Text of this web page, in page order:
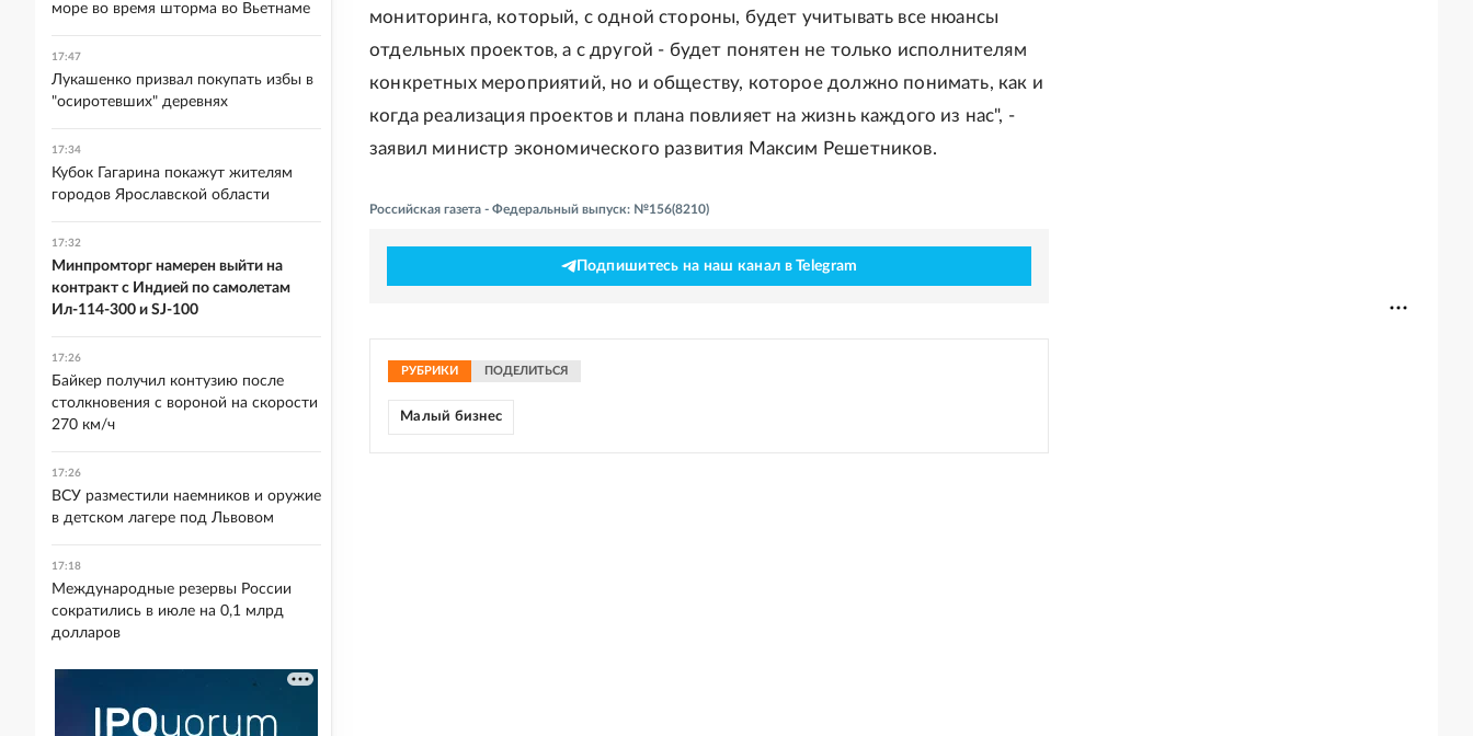
мониторинга, который, с одной стороны, будет учитывать все нюансы
отдельных проектов, а с другой - будет понятен не только исполнителям
конкретных мероприятий, но и обществу, которое должно понимать, как и
когда реализация проектов и плана повлияет на жизнь каждого из нас", -
заявил министр экономического развития Максим Решетников.
Российская газета - Федеральный выпуск: №156(8210)
Подпишитесь на наш канал в Telegram
РУБРИКИ ПОДЕЛИТЬСЯ
Малый бизнес
море во время шторма во Вьетнаме
17:47
Лукашенко призвал покупать избы в
"осиротевших" деревнях
17:34
Кубок Гагарина покажут жителям
городов Ярославской области
17:32
Минпромторг намерен выйти на
контракт с Индией по самолетам
Ил-114-300 и SJ-100
17:26
Байкер получил контузию после
столкновения с вороной на скорости
270 км/ч
17:26
ВСУ разместили наемников и оружие
в детском лагере под Львовом
17:18
Международные резервы России
сократились в июле на 0,1 млрд
долларов